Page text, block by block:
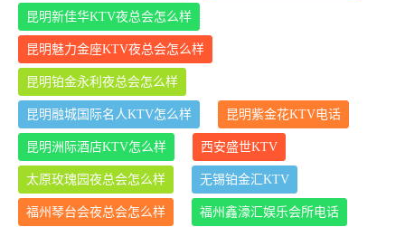
昆明新佳华KTV夜总会怎么样
昆明魅力金座KTV夜总会怎么样
昆明铂金永利夜总会怎么样
昆明融城国际名人KTV怎么样 昆明紫金花KTV电话
昆明洲际酒店KTV怎么样 西安盛世KTV
太原玫瑰园夜总会怎么样 无锡铂金汇KTV
福州琴台会夜总会怎么样 福州鑫濠汇娱乐会所电话